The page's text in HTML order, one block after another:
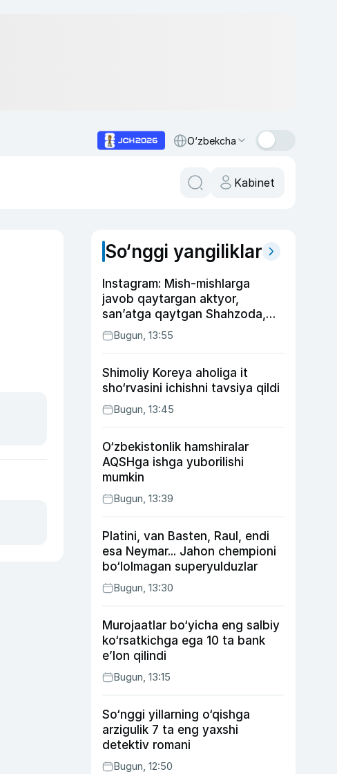
O‘zbekcha
Kabinet
So‘nggi yangiliklar
Instagram: Mish-mishlarga
javob qaytargan aktyor,
san’atga qaytgan Shahzoda,
yo‘lga asfalt yotqizgan
Jahongir Otajonov
Bugun, 13:55
Shimoliy Koreya aholiga it
sho‘rvasini ichishni tavsiya qildi
Bugun, 13:45
O‘zbekistonlik hamshiralar
AQSHga ishga yuborilishi
mumkin
Bugun, 13:39
Platini, van Basten, Raul, endi
esa Neymar... Jahon chempioni
bo‘lolmagan superyulduzlar
Bugun, 13:30
Murojaatlar bo‘yicha eng salbiy
ko‘rsatkichga ega 10 ta bank
e’lon qilindi
Bugun, 13:15
So‘nggi yillarning o‘qishga
arzigulik 7 ta eng yaxshi
detektiv romani
Bugun, 12:50